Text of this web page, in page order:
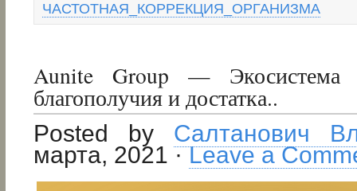
ЧАСТОТНАЯ_КОРРЕКЦИЯ_ОРГАНИЗМА
Aunite Group — Экосистема
благополучия и достатка..
Posted by Салтанович
марта, 2021 ·Leave a